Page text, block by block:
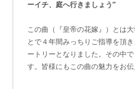
ーイチ、庭へ行きましょう”
この曲（『皇帝の花嫁』）とは
とで４年間みっちりご指導を頂
ートリーとなりました。その中
す。皆様にもこの曲の魅力をお伝